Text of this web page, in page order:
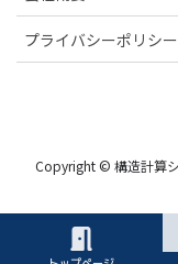
プライバシーポリシー
Copyright © 構造計算